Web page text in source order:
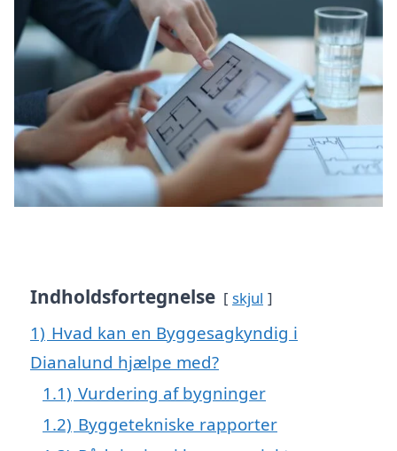
Indholdsfortegnelse skjul
1) Hvad kan en Byggesagkyndig i
Dianalund hjælpe med?
1.1) Vurdering af bygninger
1.2) Byggetekniske rapporter